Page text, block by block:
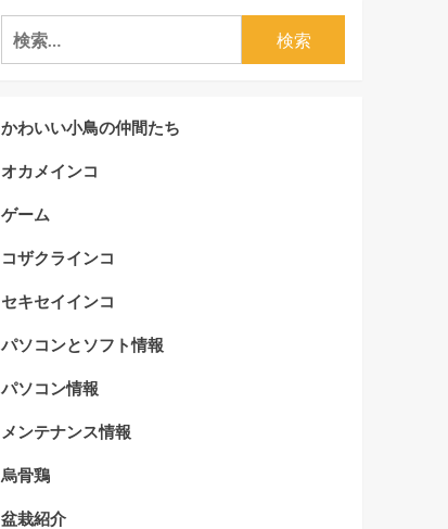
検
索:
かわいい小鳥の仲間たち
オカメインコ
ゲーム
コザクラインコ
セキセイインコ
パソコンとソフト情報
パソコン情報
メンテナンス情報
烏骨鶏
盆栽紹介